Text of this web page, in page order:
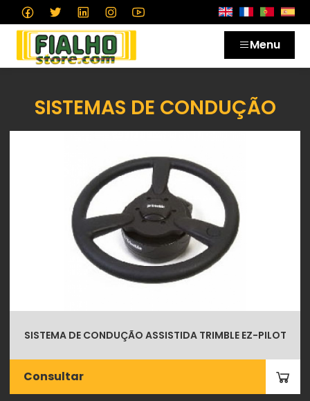
Menu
SISTEMAS DE CONDUÇÃO
SISTEMA DE CONDUÇÃO ASSISTIDA TRIMBLE EZ-PILOT
Consultar